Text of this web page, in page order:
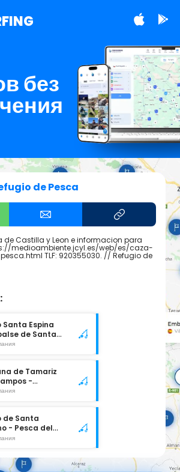
без
de Pesca
de Castilla y Leon e informacion para
medioambiente.jcyl.es/web/es/caza-
TLF: 920355030. // Refugio de
Santa Espina
de Santa
de Tamariz
-
de Pesca
de Santa
- Pesca del